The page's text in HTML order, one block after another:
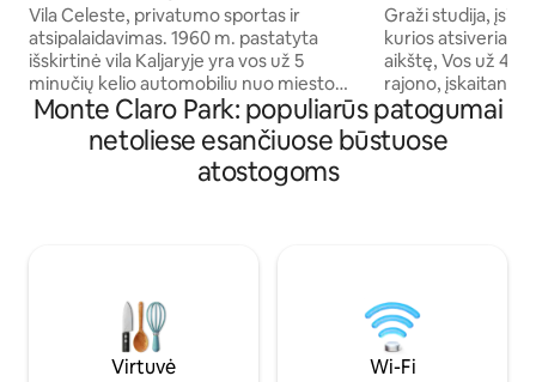
Vila Celeste, privatumo sportas ir
atsipalaidavimas. 1960 m. pastatyta
išskirtinė vila Kaljaryje yra vos už 5
minučių kelio automobiliu nuo miesto
centro. Jis yra labai privatus, prie jūros,
su tiesioginiu priėjimu prie Cala Bernat
paplūdimio, einančio per uolas. Už kalvų
atsiveria kvapą gniaužiantys vaizdai ir
kuriose vietose yra šiek tiek nelygus.
Automobilio statymas nemokamas.
Graži studija,
kurios atsiveria
aikštę, Vos už 400 metrų nuo Bastioni
rajono, įskaitant
už 600 metrų
gyvenimo širdyje,
restoranų ir
indukcinė viryklė.
Monte Claro Park: populiarūs patogumai
netoliese esančiuose būstuose
atostogoms
Virtuvė Wi-Fi